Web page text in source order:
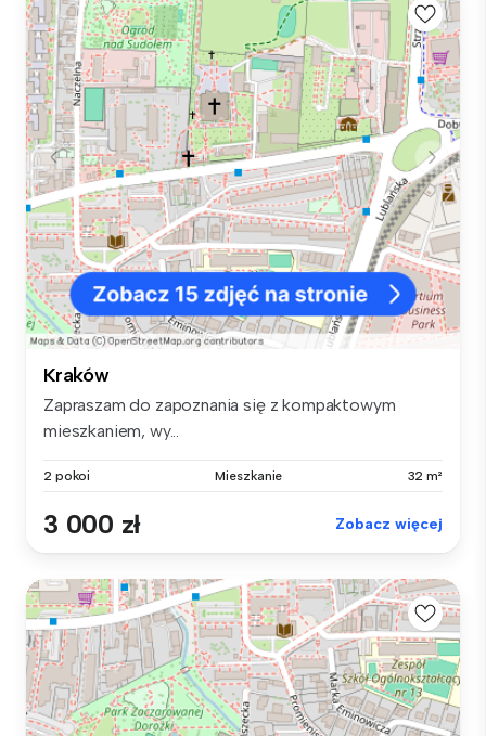
Kraków
Zapraszam do zapoznania się z kompaktowym
mieszkaniem, wy...
2 pokoi Mieszkanie 32 m²
3 000 zł Zobacz więcej